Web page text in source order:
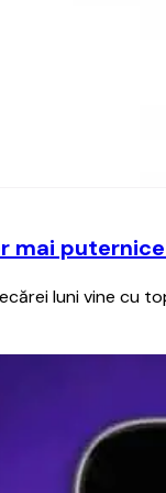
mai
luni vine cu